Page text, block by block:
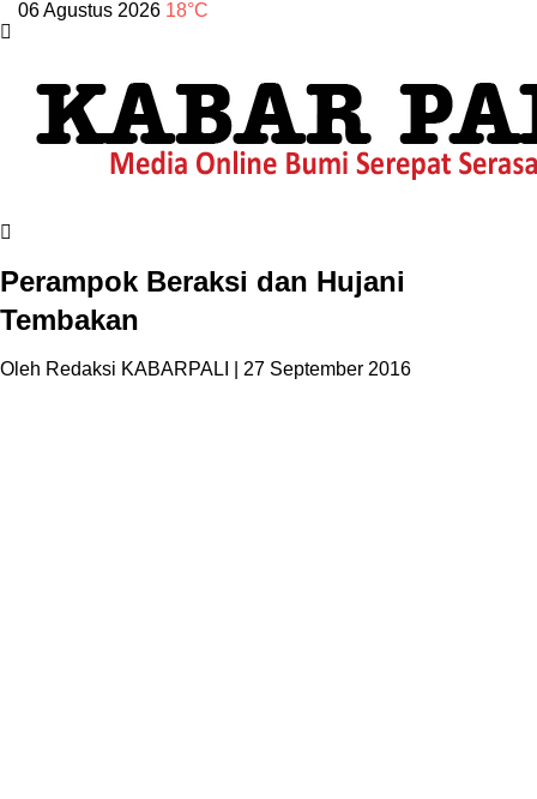
06 Agustus 2026 18°C
Perampok Beraksi dan Hujani
Tembakan
Oleh Redaksi KABARPALI | 27 September 2016